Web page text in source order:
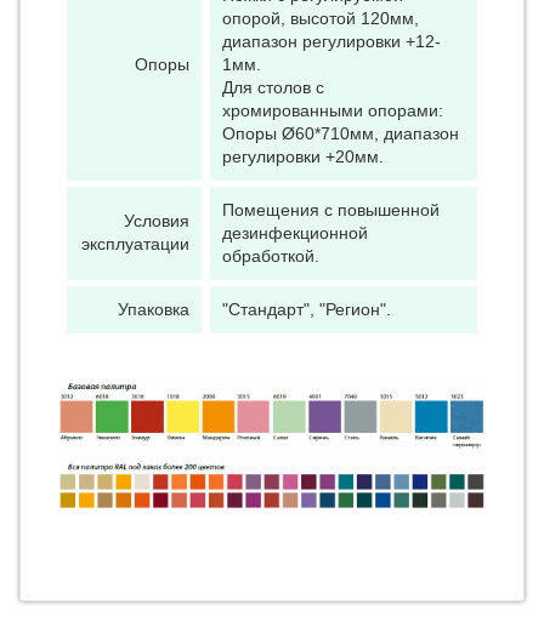
Опоры
опорой, высотой 120мм,
диапазон регулировки +12-
1мм.
Для столов с
хромированными опорами:
Опоры Ø60*710мм, диапазон
регулировки +20мм.
Условия
эксплуатации
Помещения с повышенной
дезинфекционной
обработкой.
Упаковка "Стандарт", "Регион".